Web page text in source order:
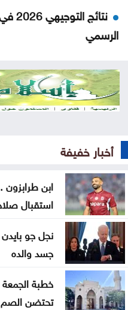
الرسمي
الديوان يشعل التفاعل
حشد أكثر من مئتي
متحدث عسكري يمني:
على ميناء المخا
غزة .. إصابة 7 فلسطينيين بإطلاق نار إسرائيلي الأحد
إيران .. تعيين محسن
للأمن القومي
القناة 13:
القتال في 3 جبهات
أخبار خفيفة
ابن
استقبال
نجل جو
جسد والده
خطبة الجمعة
تحتضن